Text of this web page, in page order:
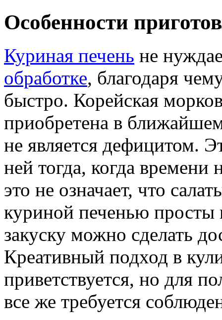
Особенности
Куриная печень не
обработке, благодаря
быстро. Корейская
приобретена в
не является дефицитом.
ней тогда, когда времени
это не означает, что
куриной печенью
закуску можно сделать
Креативный подход в
приветствуется, но для
все же требуется